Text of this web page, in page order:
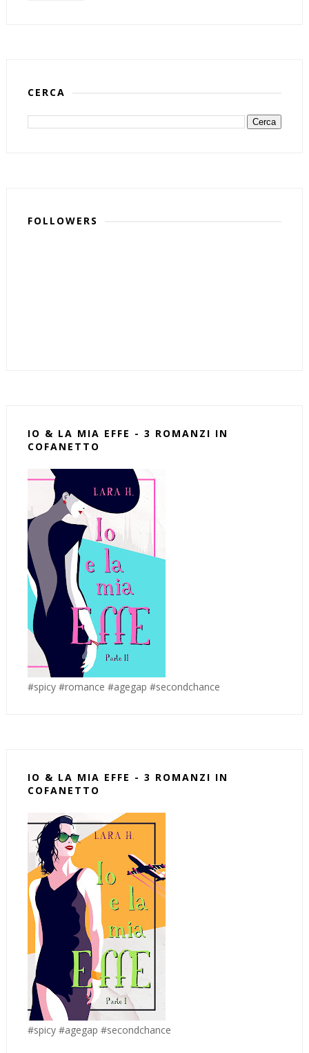
CERCA
FOLLOWERS
IO & LA MIA EFFE - 3 ROMANZI IN
COFANETTO
#spicy #romance #agegap #secondchance
IO & LA MIA EFFE - 3 ROMANZI IN
COFANETTO
#spicy #agegap #secondchance